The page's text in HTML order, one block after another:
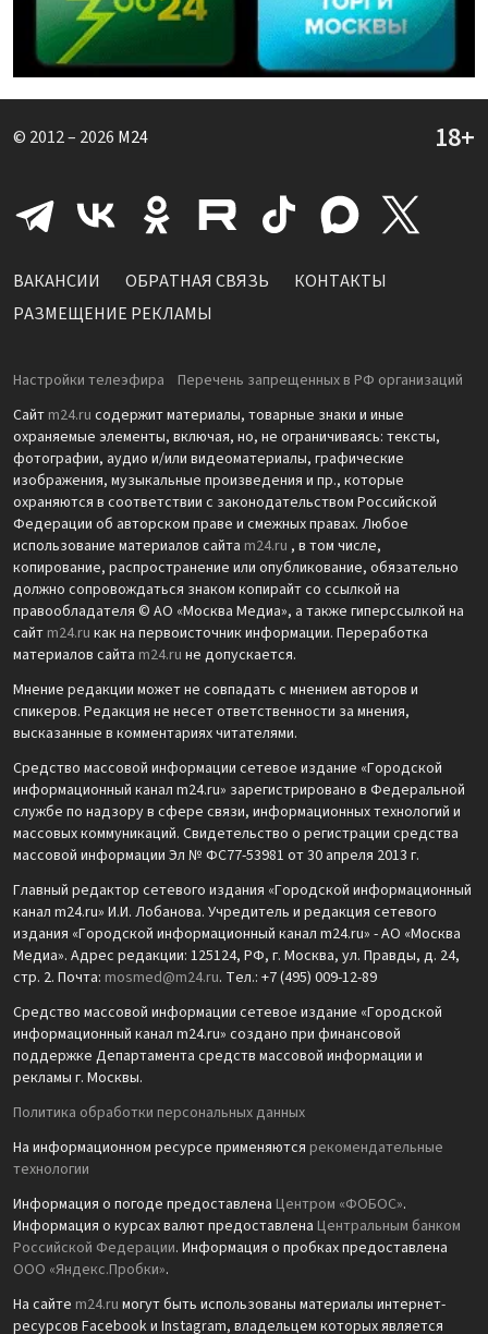
© 2012 – 2026 M24
ВАКАНСИИ ОБРАТНАЯ СВЯЗЬ
КОНТАКТЫ
РАЗМЕЩЕНИЕ РЕКЛАМЫ
Настройки телеэфира
Перечень запрещенных в РФ организаций
Сайт m24.ru содержит материалы, товарные знаки и иные
охраняемые элементы, включая, но, не ограничиваясь: тексты,
фотографии, аудио и/или видеоматериалы, графические
изображения, музыкальные произведения и пр., которые
охраняются в соответствии с законодательством Российской
Федерации об авторском праве и смежных правах. Любое
использование материалов сайта m24.ru , в том числе,
копирование, распространение или опубликование, обязательно
должно сопровождаться знаком копирайт со ссылкой на
правообладателя © АО «Москва Медиа», а также гиперссылкой на
сайт m24.ru как на первоисточник информации. Переработка
материалов сайта m24.ru не допускается.
Мнение редакции может не совпадать с мнением авторов и
спикеров. Редакция не несет ответственности за мнения,
высказанные в комментариях читателями.
Средство массовой информации сетевое издание «Городской
информационный канал m24.ru» зарегистрировано в Федеральной
службе по надзору в сфере связи, информационных технологий и
массовых коммуникаций. Свидетельство о регистрации средства
массовой информации Эл № ФС77-53981 от 30 апреля 2013 г.
Главный редактор сетевого издания «Городской информационный
канал m24.ru» И.И. Лобанова. Учредитель и редакция сетевого
издания «Городской информационный канал m24.ru» - АО «Москва
Медиа». Адрес редакции: 125124, РФ, г. Москва, ул. Правды, д. 24,
стр. 2. Почта: mosmed@m24.ru. Тел.: +7 (495) 009-12-89
Средство массовой информации сетевое издание «Городской
информационный канал m24.ru» создано при финансовой
поддержке Департамента средств массовой информации и
рекламы г. Москвы.
Политика обработки персональных данных
На информационном ресурсе применяются рекомендательные
технологии
Информация о погоде предоставлена Центром «ФОБОС».
Информация о курсах валют предоставлена Центральным банком
Российской Федерации. Информация о пробках предоставлена
ООО «Яндекс.Пробки».
На сайте m24.ru могут быть использованы материалы интернет-
ресурсов Facebook и Instagram, владельцем которых является